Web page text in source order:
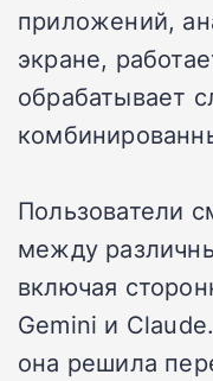
приложений,
экране,
обрабатывает
Пользователи
между
включая
Gemini и
она решила